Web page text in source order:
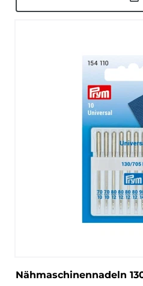
Nähmaschinennadeln